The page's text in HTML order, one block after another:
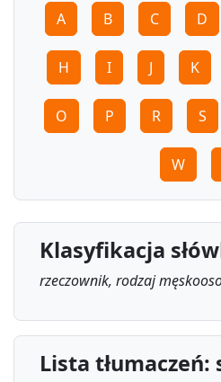
A B C D
H I J K
O P R S
W
Klasyfikacja
rzeczownik, rodzaj
Lista tłumaczeń: